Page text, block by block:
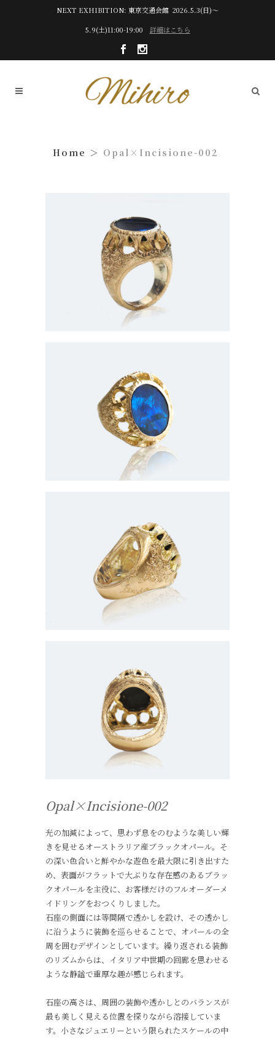
NEXT EXHIBITION: 東京交通会館 2026.5.3(日)～
5.9(土)11:00-19:00 詳細はこちら
Opal×Incisione-002
Opal×Incisione-002
光の加減によって、思わず息をのむような美しい輝
きを見せるオーストラリア産ブラックオパール。そ
の深い色合いと鮮やかな遊色を最大限に引き出すた
め、表面がフラットで大ぶりな存在感のあるブラッ
クオパールを主役に、お客様だけのフルオーダーメ
イドリングをおつくりしました。
石座の側面には等間隔で透かしを設け、その透かし
に沿うように装飾を巡らせることで、オパールの全
周を囲むデザインとしています。繰り返される装飾
のリズムからは、イタリア中世期の回廊を思わせる
ような静謐で重厚な趣が感じられます。
石座の高さは、周囲の装飾や透かしとのバランスが
最も美しく見える位置を探りながら溶接していま
す。小さなジュエリーという限られたスケールの中